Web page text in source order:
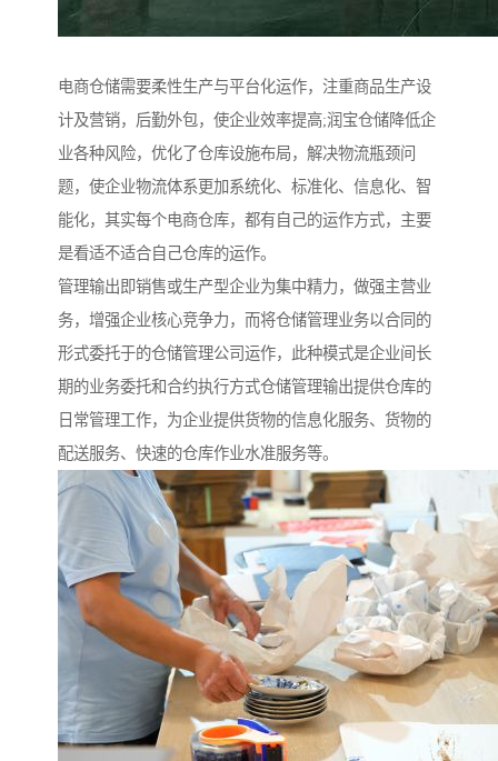
电商仓储需要柔性生产与平台化运作，注重商品生产设
计及营销，后勤外包，使企业效率提高;润宝仓储降低企
业各种风险，优化了仓库设施布局，解决物流瓶颈问
题，使企业物流体系更加系统化、标准化、信息化、智
能化，其实每个电商仓库，都有自己的运作方式，主要
是看适不适合自己仓库的运作。
管理输出即销售或生产型企业为集中精力，做强主营业
务，增强企业核心竞争力，而将仓储管理业务以合同的
形式委托于的仓储管理公司运作，此种模式是企业间长
期的业务委托和合约执行方式仓储管理输出提供仓库的
日常管理工作，为企业提供货物的信息化服务、货物的
配送服务、快速的仓库作业水准服务等。